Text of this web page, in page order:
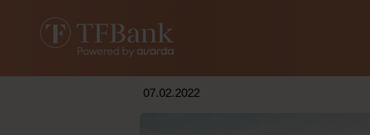
07.02.2022